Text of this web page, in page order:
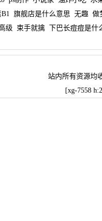
旗舰店是什么意思 无趣 做
级 束手就擒
下巴长痘痘是什
站内所有资源均
[xg-7558